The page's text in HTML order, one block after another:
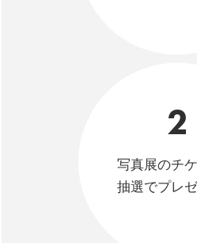
2
写真展のチ
抽選でプレ